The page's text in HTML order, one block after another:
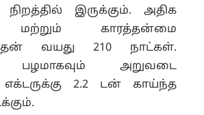
நிறத்தில் இருக்கும். அதிக
மற்றும் காரத்தன்மை
வயது 210 நாட்கள்.
பழமாகவும் அறுவடை
2.2 டன் காய்ந்த